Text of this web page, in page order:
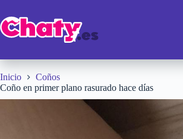
contenido
Inicio
Coños
Coño en primer plano rasurado hace días